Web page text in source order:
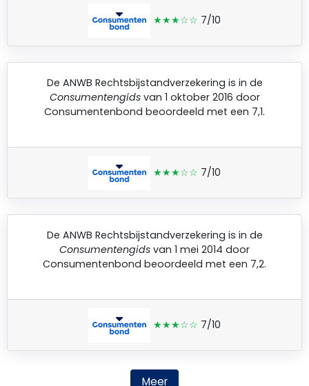
★★★☆☆ 7/10
De ANWB Rechtsbijstandverzekering is in de
Consumentengidsvan 1 oktober 2016 door
Consumentenbond beoordeeld met een 7,1.
★★★☆☆ 7/10
De ANWB Rechtsbijstandverzekering is in de
Consumentengids van 1 mei 2014 door
Consumentenbond beoordeeld met een 7,2.
★★★☆☆ 7/10
Meer